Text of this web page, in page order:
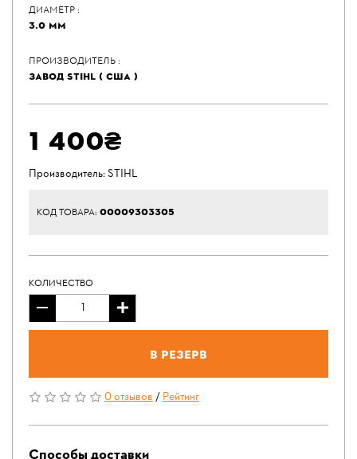
ДИАМЕТР :
3.0 ММ
ПРОИЗВОДИТЕЛЬ :
ЗАВОД STIHL ( США )
1 400₴
Производитель:STIHL
КОД ТОВАРА: 00009303305
КОЛИЧЕСТВО
В резерв
0 отзывов/Рейтинг